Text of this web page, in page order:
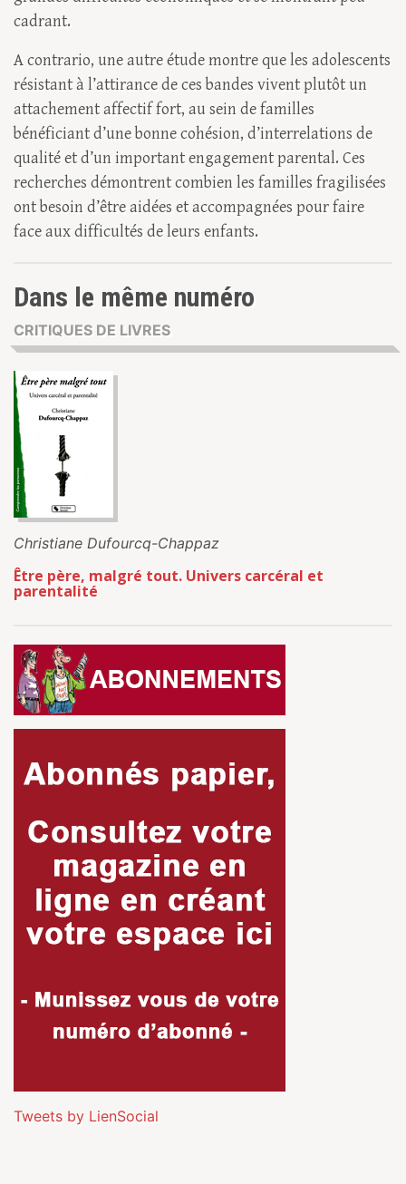
cadrant.
A contrario, une autre étude montre que les adolescents
résistant à l’attirance de ces bandes vivent plutôt un
attachement affectif fort, au sein de familles
bénéficiant d’une bonne cohésion, d’interrelations de
qualité et d’un important engagement parental. Ces
recherches démontrent combien les familles fragilisées
ont besoin d’être aidées et accompagnées pour faire
face aux difficultés de leurs enfants.
Dans le même numéro
CRITIQUES DE LIVRES
Christiane Dufourcq-Chappaz
Être père, malgré tout. Univers carcéral et
parentalité
Tweets by LienSocial